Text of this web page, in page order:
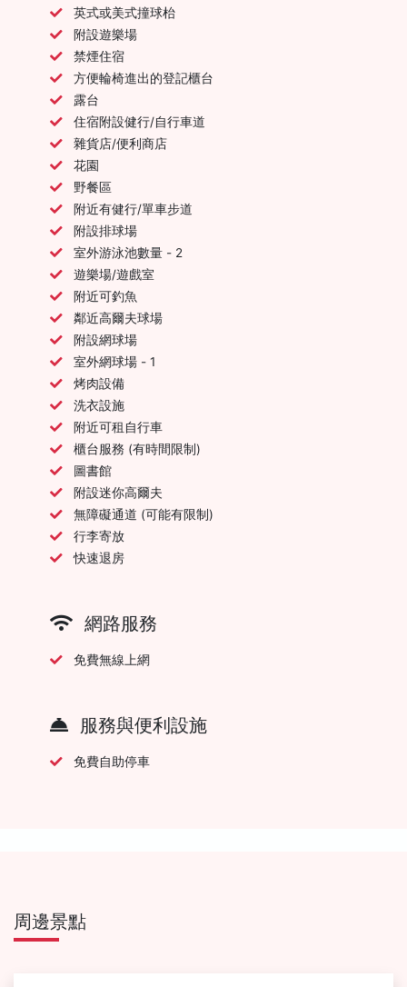
英式或美式撞球枱
附設遊樂場
禁煙住宿
方便輪椅進出的登記櫃台
露台
住宿附設健行/自行車道
雜貨店/便利商店
花園
野餐區
附近有健行/單車步道
附設排球場
室外游泳池數量 - 2
遊樂場/遊戲室
附近可釣魚
鄰近高爾夫球場
附設網球場
室外網球場 - 1
烤肉設備
洗衣設施
附近可租自行車
櫃台服務 (有時間限制)
圖書館
附設迷你高爾夫
無障礙通道 (可能有限制)
行李寄放
快速退房
網路服務
免費無線上網
服務與便利設施
免費自助停車
周邊景點